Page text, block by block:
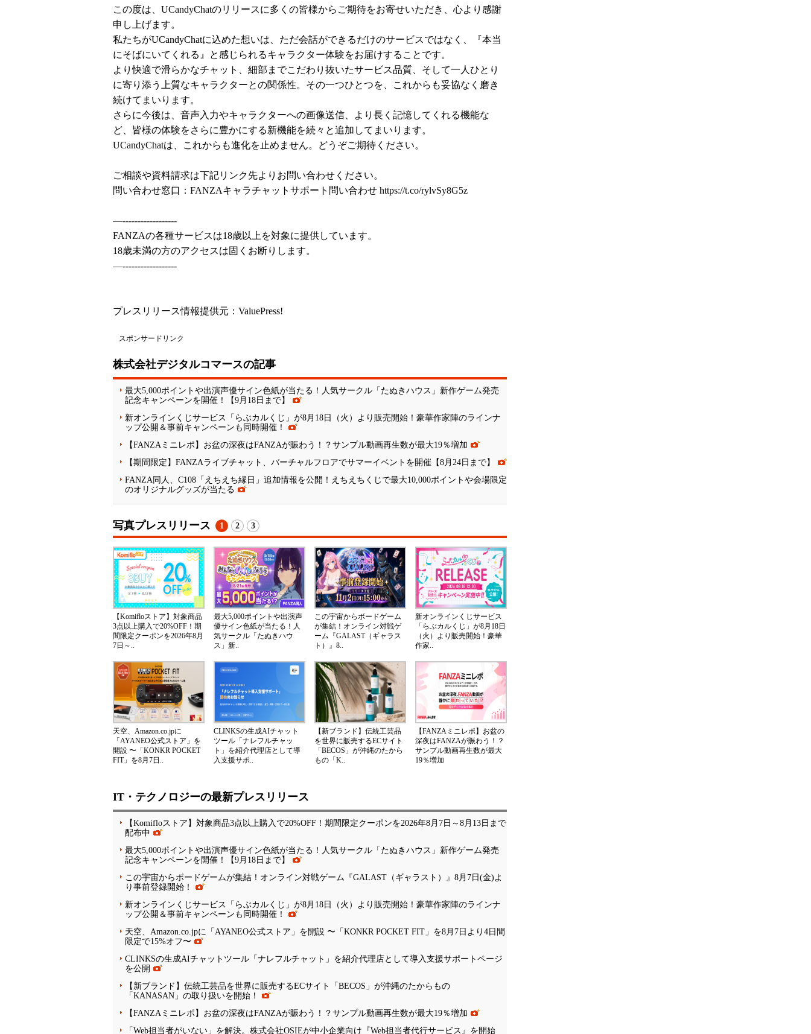
この度は、UCandyChatのリリースに多くの皆様からご期待をお寄せいただき、心より感謝
申し上げます。
私たちがUCandyChatに込めた想いは、ただ会話ができるだけのサービスではなく、『本当
にそばにいてくれる』と感じられるキャラクター体験をお届けすることです。
より快適で滑らかなチャット、細部までこだわり抜いたサービス品質、そして一人ひとり
に寄り添う上質なキャラクターとの関係性。その一つひとつを、これからも妥協なく磨き
続けてまいります。
さらに今後は、音声入力やキャラクターへの画像送信、より長く記憶してくれる機能な
ど、皆様の体験をさらに豊かにする新機能を続々と追加してまいります。
UCandyChatは、これからも進化を止めません。どうぞご期待ください。
ご相談や資料請求は下記リンク先よりお問い合わせください。
問い合わせ窓口：FANZAキャラチャットサポート問い合わせ https://t.co/rylvSy8G5z
—------------------
FANZAの各種サービスは18歳以上を対象に提供しています。
18歳未満の方のアクセスは固くお断りします。
—------------------
プレスリリース情報提供元： ValuePress!
スポンサードリンク
株式会社デジタルコマースの記事
最大5,000ポイントや出演声優サイン色紙が当たる！人気サークル「たぬきハウス」新作ゲーム発売
記念キャンペーンを開催！【9月18日まで】
新オンラインくじサービス「らぶカルくじ」が8月18日（火）より販売開始！豪華作家陣のラインナ
ップ公開＆事前キャンペーンも同時開催！
【FANZAミニレポ】お盆の深夜はFANZAが賑わう！？サンプル動画再生数が最大19％増加
【期間限定】FANZAライブチャット、バーチャルフロアでサマーイベントを開催【8月24日まで】
FANZA同人、C108「えちえち縁日」追加情報を公開！えちえちくじで最大10,000ポイントや会場限定
のオリジナルグッズが当たる
写真プレスリリース 1 2 3
【Komifloストア】対象商品
3点以上購入で20%OFF！期
間限定クーポンを2026年8月
7日～..
最大5,000ポイントや出演声
優サイン色紙が当たる！人
気サークル「たぬきハウ
ス」新..
この宇宙からボードゲーム
が集結！オンライン対戦ゲ
ーム『GALAST（ギャラス
ト）』8..
新オンラインくじサービス
「らぶカルくじ」が8月18日
（火）より販売開始！豪華
作家..
天空、Amazon.co.jpに
「AYANEO公式ストア」を
開設 〜「KONKR POCKET
FIT」を8月7日..
CLINKSの生成AIチャット
ツール「ナレフルチャッ
ト」を紹介代理店として導
入支援サポ..
【新ブランド】伝統工芸品
を世界に販売するECサイト
「BECOS」が沖縄のたから
もの「K..
【FANZAミニレポ】お盆の
深夜はFANZAが賑わう！？
サンプル動画再生数が最大
19％増加
IT・テクノロジーの最新プレスリリース
【Komifloストア】対象商品3点以上購入で20%OFF！期間限定クーポンを2026年8月7日～8月13日まで
配布中
最大5,000ポイントや出演声優サイン色紙が当たる！人気サークル「たぬきハウス」新作ゲーム発売
記念キャンペーンを開催！【9月18日まで】
この宇宙からボードゲームが集結！オンライン対戦ゲーム『GALAST（ギャラスト）』8月7日(金)よ
り事前登録開始！
新オンラインくじサービス「らぶカルくじ」が8月18日（火）より販売開始！豪華作家陣のラインナ
ップ公開＆事前キャンペーンも同時開催！
天空、Amazon.co.jpに「AYANEO公式ストア」を開設 〜「KONKR POCKET FIT」を8月7日より4日間
限定で15%オフ〜
CLINKSの生成AIチャットツール「ナレフルチャット」を紹介代理店として導入支援サポートページ
を公開
【新ブランド】伝統工芸品を世界に販売するECサイト「BECOS」が沖縄のたからもの
「KANASAN」の取り扱いを開始！
【FANZAミニレポ】お盆の深夜はFANZAが賑わう！？サンプル動画再生数が最大19％増加
「Web担当者がいない」を解決。株式会社OSIEが中小企業向け『Web担当者代行サービス』を開始